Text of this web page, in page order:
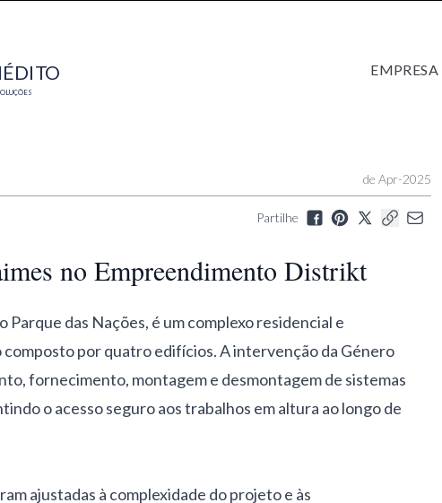
TO EMPRESA
de Apr-2025
Partilhe
no Empreendimento Distrikt
das Nações, é um complexo residencial e
composto por quatro edifícios. A intervenção da Género
fornecimento, montagem e desmontagem de sistemas
o acesso seguro aos trabalhos em altura ao longo de
ajustadas à complexidade do projeto e às